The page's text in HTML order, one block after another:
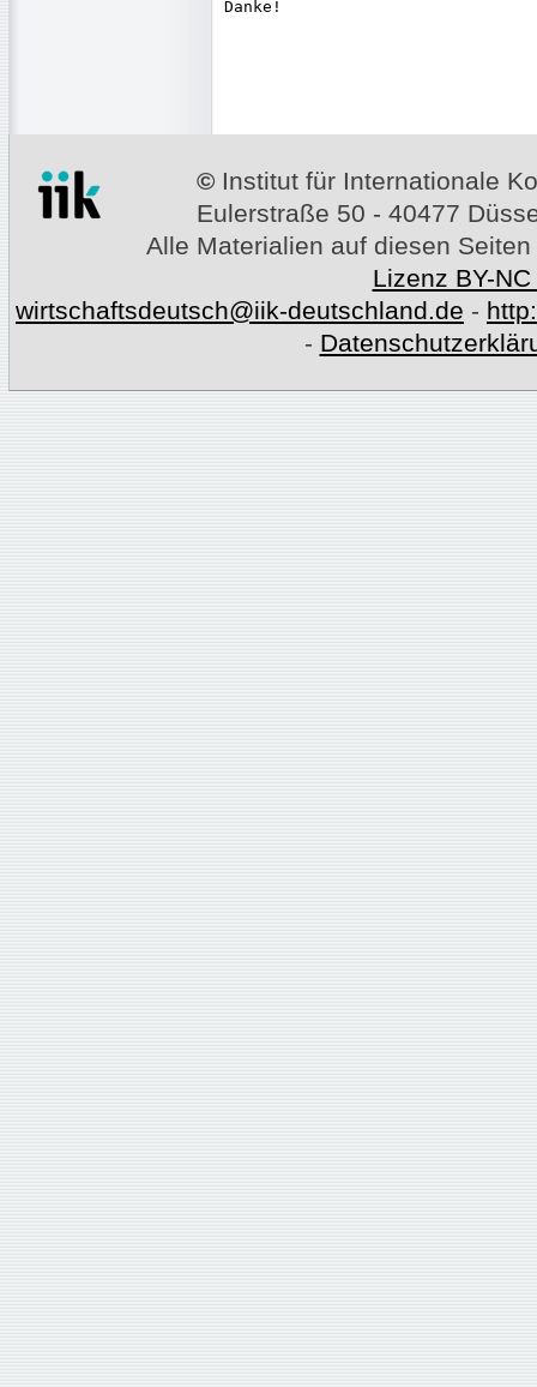
Danke!
© Institut für Internationale
Eulerstraße 50 - 40477
Alle Materialien auf diesen
Lizenz BY-
wirtschaftsdeutsch@iik-deutschland.de -
-